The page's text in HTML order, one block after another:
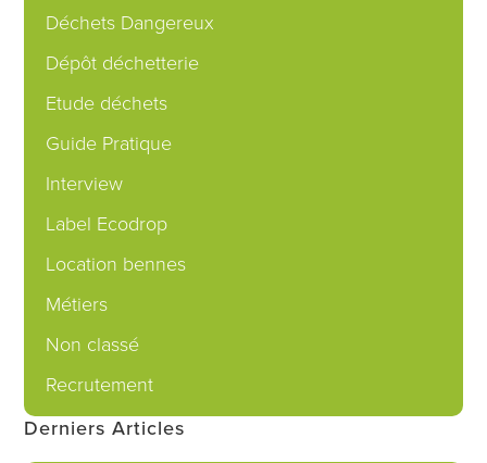
Déchets Dangereux
Dépôt déchetterie
Etude déchets
Guide Pratique
Interview
Label Ecodrop
Location bennes
Métiers
Non classé
Recrutement
Derniers Articles